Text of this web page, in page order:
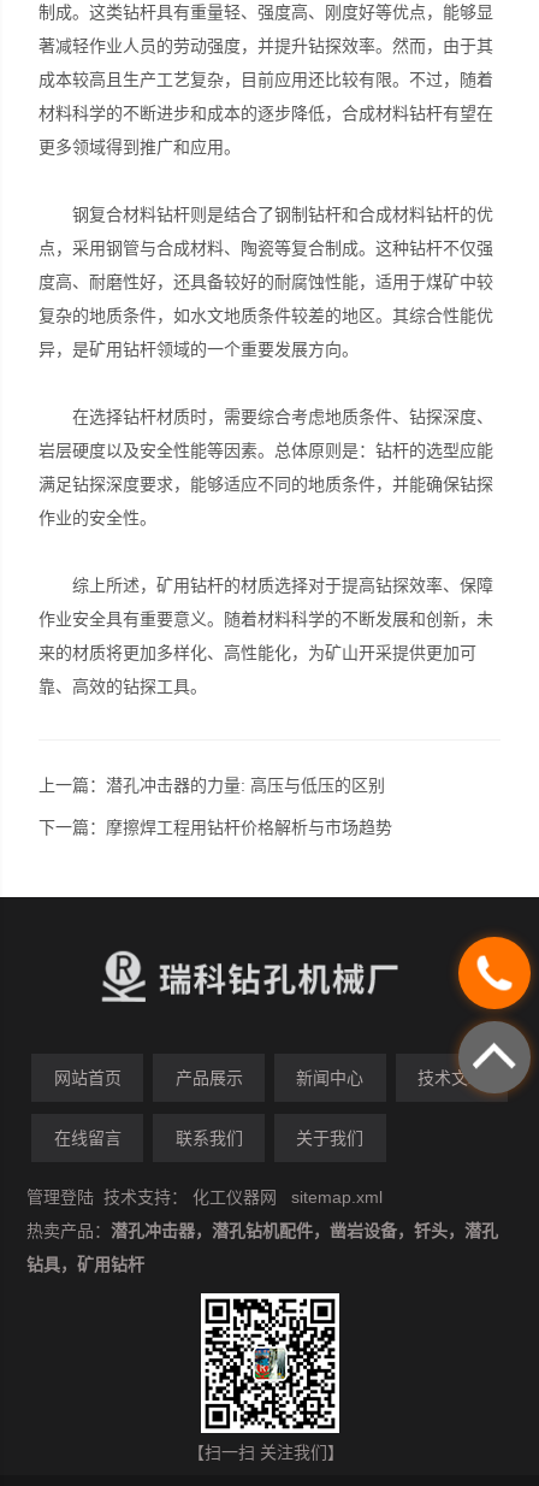
制成。这类钻杆具有重量轻、强度高、刚度好等优点，能够显
著减轻作业人员的劳动强度，并提升钻探效率。然而，由于其
成本较高且生产工艺复杂，目前应用还比较有限。不过，随着
材料科学的不断进步和成本的逐步降低，合成材料钻杆有望在
更多领域得到推广和应用。
钢复合材料钻杆则是结合了钢制钻杆和合成材料钻杆的优
点，采用钢管与合成材料、陶瓷等复合制成。这种钻杆不仅强
度高、耐磨性好，还具备较好的耐腐蚀性能，适用于煤矿中较
复杂的地质条件，如水文地质条件较差的地区。其综合性能优
异，是矿用钻杆领域的一个重要发展方向。
在选择钻杆材质时，需要综合考虑地质条件、钻探深度、
岩层硬度以及安全性能等因素。总体原则是：钻杆的选型应能
满足钻探深度要求，能够适应不同的地质条件，并能确保钻探
作业的安全性。
综上所述，矿用钻杆的材质选择对于提高钻探效率、保障
作业安全具有重要意义。随着材料科学的不断发展和创新，未
来的材质将更加多样化、高性能化，为矿山开采提供更加可
靠、高效的钻探工具。
上一篇：潜孔冲击器的力量: 高压与低压的区别
下一篇： 摩擦焊工程用钻杆价格解析与市场趋势
网站首页 产品展示 新闻中心 技术文章
在线留言 联系我们 关于我们
管理登陆 技术支持：化工仪器网
sitemap.xml
热卖产品：潜孔冲击器，潜孔钻机配件，凿岩设备，钎头，潜孔
钻具，矿用钻杆
【扫一扫 关注我们】